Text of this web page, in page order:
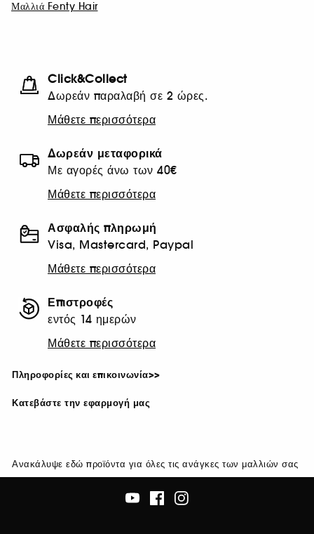
Μαλλιά Fenty Hair
Click&Collect
Δωρεάν παραλαβή σε 2 ώρες.
Μάθετε περισσότερα
Δωρεάν μεταφορικά
Με αγορές άνω των 40€
Μάθετε περισσότερα
Ασφαλής πληρωμή
Visa, Mastercard, Paypal
Μάθετε περισσότερα
Επιστροφές
εντός 14 ημερών
Μάθετε περισσότερα
Πληροφορίες και επικοινωνία>>
Κατεβάστε την εφαρμογή μας
Ανακάλυψε εδώ προϊόντα για όλες τις ανάγκες των μαλλιών σας